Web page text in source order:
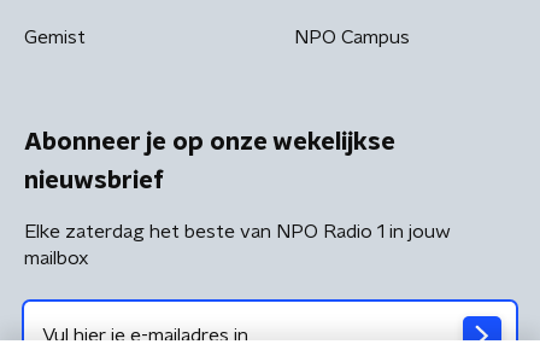
Gemist NPO Campus
Abonneer je op onze wekelijkse
nieuwsbrief
Elke zaterdag het beste van NPO Radio 1 in jouw
mailbox